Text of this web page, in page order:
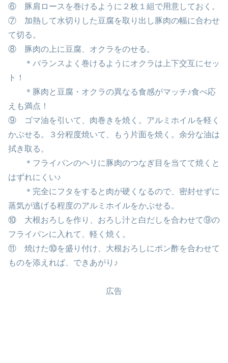
⑥ 豚肩ロースを巻けるように２枚１組で用意しておく。
⑦ 加熱して水切りした豆腐を取り出し豚肉の幅に合わせ
て切る。
⑧ 豚肉の上に豆腐、オクラをのせる。
＊バランスよく巻けるようにオクラは上下交互にセッ
ト！
＊豚肉と豆腐・オクラの異なる食感がマッチ♪食べ応
えも満点！
⑨ ゴマ油を引いて、肉巻きを焼く。アルミホイルを軽く
かぶせる。３分程度焼いて、もう片面を焼く。余分な油は
拭き取る。
＊フライパンのヘリに豚肉のつなぎ目を当てて焼くと
はずれにくい♪
＊完全にフタをすると肉が硬くなるので、密封せずに
蒸気が逃げる程度のアルミホイルをかぶせる。
⑩ 大根おろしを作り、おろし汁と白だしを合わせて⑨の
フライパンに入れて、軽く焼く。
⑪ 焼けた⑩を盛り付け、大根おろしにポン酢を合わせて
ものを添えれば、できあがり♪
広告